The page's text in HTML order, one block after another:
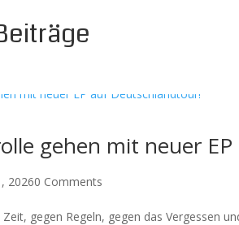
gehen mit neuer
20260 Comments
Zeit, gegen Regeln, gegen das Vergessen